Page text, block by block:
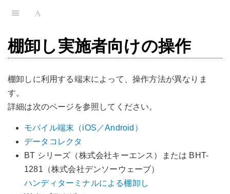
棚卸し実施者向けの操作
棚卸しに利用する端末によって、操作方法が異なりま
す。
詳細は次のページを参照してください。
モバイル端末（iOS／Android）
データコレクタ
BT シリーズ（株式会社キーエンス）または BHT-
1281（株式会社デンソーウェーブ）
ハンディターミナルによる棚卸し